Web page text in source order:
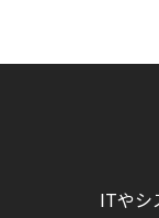
ITやシ